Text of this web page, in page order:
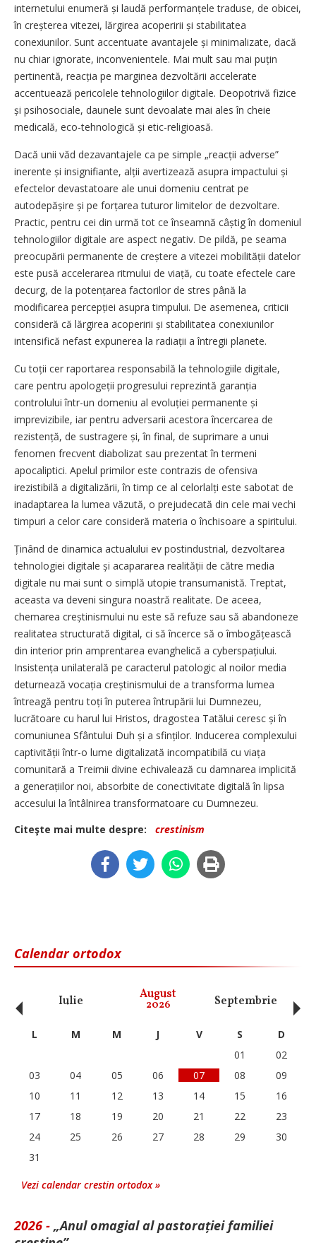
internetului enumeră și laudă performanțele traduse, de obicei,
în creșterea vitezei, lărgirea acoperirii și stabilitatea
conexiunilor. Sunt accentuate avantajele și minimalizate, dacă
nu chiar ignorate, inconvenientele. Mai mult sau mai puțin
pertinentă, reacția pe marginea dezvoltării accelerate
accentuează pericolele tehnologiilor digitale. Deopotrivă fizice
și psihosociale, daunele sunt devoalate mai ales în cheie
medicală, eco-tehnologică și etic-religioasă.
Dacă unii văd dezavantajele ca pe simple „reacții adverse”
inerente și insignifiante, alții avertizează asupra impactului și
efectelor devastatoare ale unui domeniu centrat pe
autodepășire și pe forțarea tuturor limitelor de dezvoltare.
Practic, pentru cei din urmă tot ce înseamnă câștig în domeniul
tehnologiilor digitale are aspect negativ. De pildă, pe seama
preocupării permanente de creștere a vitezei mobilității datelor
este pusă accelerarea ritmului de viață, cu toate efectele care
decurg, de la potențarea factorilor de stres până la
modificarea percepției asupra timpului. De asemenea, criticii
consideră că lărgirea acoperirii și stabilitatea conexiunilor
intensifică nefast expunerea la radiații a întregii planete.
Cu toții cer raportarea responsabilă la tehnologiile digitale,
care pentru apologeții progresului reprezintă garanția
controlului într-un domeniu al evoluției permanente și
imprevizibile, iar pentru adversarii acestora încercarea de
rezistență, de sustragere și, în final, de suprimare a unui
fenomen frecvent diabolizat sau prezentat în termeni
apocaliptici. Apelul primilor este contrazis de ofensiva
irezistibilă a digitalizării, în timp ce al celorlalți este sabotat de
inadaptarea la lumea văzută, o prejudecată din cele mai vechi
timpuri a celor care consideră materia o închisoare a spiritului.
Ținând de dinamica actualului ev postindustrial, dezvoltarea
tehnologiei digitale și acapararea realității de către media
digitale nu mai sunt o simplă utopie transumanistă. Treptat,
aceasta va deveni singura noastră realitate. De aceea,
chemarea creștinismului nu este să refuze sau să abandoneze
realitatea structurată digital, ci să încerce să o îmbogățească
din interior prin amprentarea evanghelică a cyberspațiului.
Insistența unilaterală pe caracterul patologic al noilor media
deturnează vocația creștinismului de a transforma lumea
întreagă pentru toți în puterea întrupării lui Dumnezeu,
lucrătoare cu harul lui Hristos, dragostea Tatălui ceresc și în
comuniunea Sfântului Duh și a sfinților. Inducerea complexului
captivității într-o lume digitalizată incompatibilă cu viața
comunitară a Treimii divine echivalează cu damnarea implicită
a generațiilor noi, absorbite de conectivitate digitală în lipsa
accesului la întâlnirea transformatoare cu Dumnezeu.
Citeşte mai multe despre:
crestinism
Calendar ortodox
Iulie August
2026 Septembrie
‹ L M M J V S
D
01
02
03
04 05 06 07 08
09
10
11 12 13 14 15
16
17
18 19 20 21 22
23
24
25 26 27 28 29
30
31
Vezi calendar crestin ortodox »
2026 - „Anul omagial al pastorației familiei